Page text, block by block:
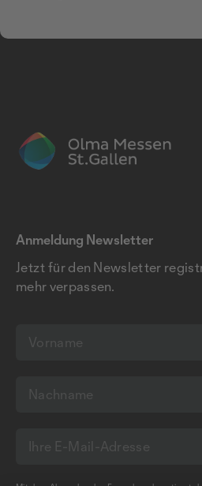
Anmeldung Newsletter
Jetzt für den Newsletter
mehr verpassen.